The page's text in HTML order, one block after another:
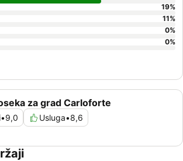
za grad Carloforte
•9,0 Usluga•8,6
19%
11%
0%
0%